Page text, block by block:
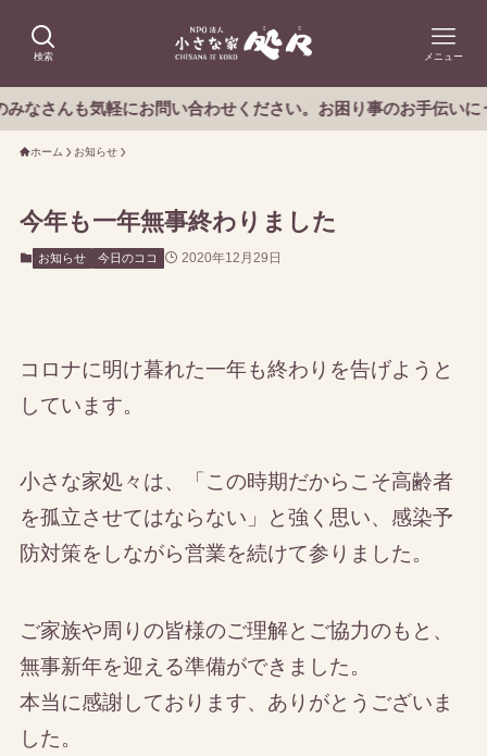
検索 メニュー
気軽にお問い合わせください。お困り事のお手伝いにうかがい
ホーム お知らせ
今年も一年無事終わりました
お知らせ 今日のココ 2020年12月29日
コロナに明け暮れた一年も終わりを告げようと
しています。
小さな家処々は、「この時期だからこそ高齢者
を孤立させてはならない」と強く思い、感染予
防対策をしながら営業を続けて参りました。
ご家族や周りの皆様のご理解とご協力のもと、
無事新年を迎える準備ができました。
本当に感謝しております、ありがとうございま
した。